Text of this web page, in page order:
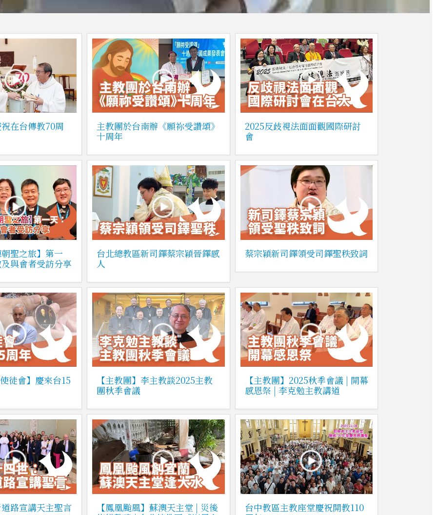
在台傳教70周
主教團於台南辦《願祢受讚頌》
十周年
2025反歧視法面面觀國際研討
會
聖之旅】第一
與會者受訪分享
台北總教區新司鐸蔡宗穎晉鐸感
人
蔡宗穎新司鐸領受司鐸聖秩致詞
徒會】慶來台15
【主教團】李主教談2025主教
團秋季會議
【主教團】2025秋季會議 | 開幕
感恩祭 | 李克勉主教講道
路宣講天主聖言
【鳳凰颱風】蘇澳天主堂 | 災後
台中教區主教座堂慶祝開教110